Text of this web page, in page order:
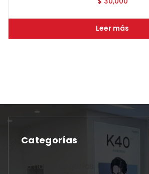
Leer más
Categorías
No hay categorías